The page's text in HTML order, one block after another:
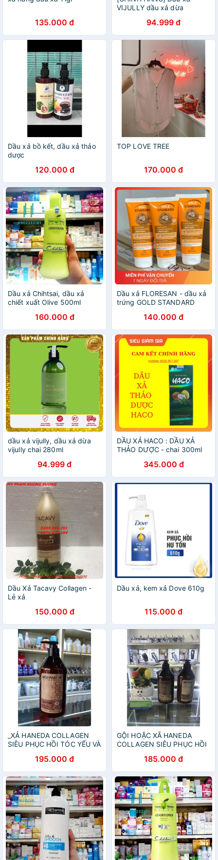
135.000 đ
VIJULLY dầu xả dừa
94.999 đ
Dầu xả bồ kết, dầu xả thảo
dược
120.000 đ
TOP LOVE TREE
170.000 đ
Dầu xả Chihtsai, dầu xả
chiết xuất Olive 500ml
160.000 đ
Dầu xả FLORESAN - dầu xả
trứng GOLD STANDARD
140.000 đ
dầu xả vijully, dầu xả dừa
vijully chai 280ml
94.999 đ
DẦU XẢ HACO : DẦU XẢ
THẢO DƯỢC - chai 300ml
345.000 đ
Dầu Xả Tacavy Collagen -
Lẻ xả
150.000 đ
Dầu xả, kem xả Dove 610g
115.000 đ
_XẢ HANEDA COLLAGEN
SIÊU PHỤC HỒI TÓC YẾU VÀ
195.000 đ
GỘI HOẶC XÃ HANEDA
COLLAGEN SIÊU PHỤC HỒI
185.000 đ